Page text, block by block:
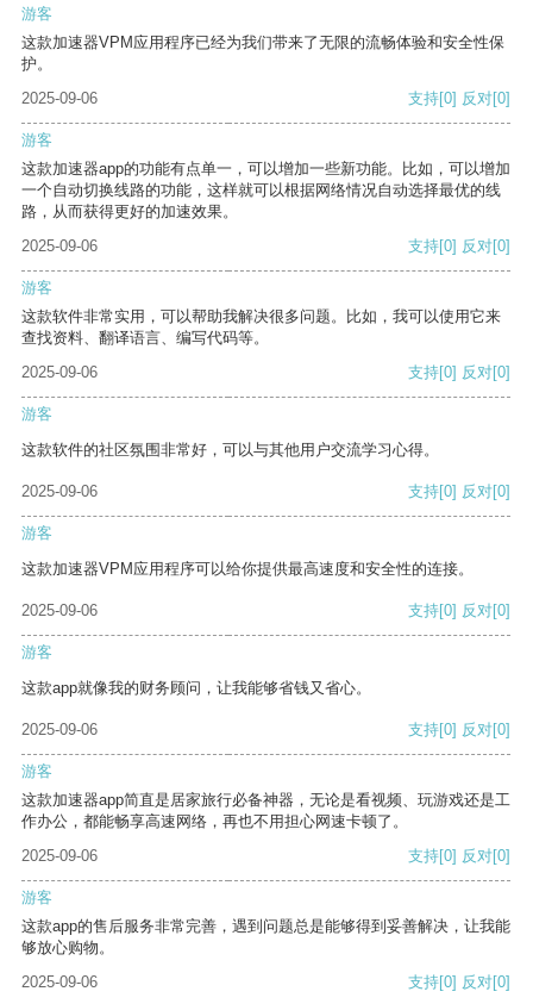
游客
这款加速器VPM应用程序已经为我们带来了无限的流畅体验和安全性保
护。
2025-09-06
支持[0] 反对[0]
游客
这款加速器app的功能有点单一，可以增加一些新功能。比如，可以增加
一个自动切换线路的功能，这样就可以根据网络情况自动选择最优的线
路，从而获得更好的加速效果。
2025-09-06
支持[0] 反对[0]
游客
这款软件非常实用，可以帮助我解决很多问题。比如，我可以使用它来
查找资料、翻译语言、编写代码等。
2025-09-06
支持[0] 反对[0]
游客
这款软件的社区氛围非常好，可以与其他用户交流学习心得。
2025-09-06 支持[0] 反对[0]
游客
这款加速器VPM应用程序可以给你提供最高速度和安全性的连接。
2025-09-06 支持[0] 反对[0]
游客
这款app就像我的财务顾问，让我能够省钱又省心。
2025-09-06 支持[0] 反对[0]
游客
这款加速器app简直是居家旅行必备神器，无论是看视频、玩游戏还是工
作办公，都能畅享高速网络，再也不用担心网速卡顿了。
2025-09-06
支持[0] 反对[0]
游客
这款app的售后服务非常完善，遇到问题总是能够得到妥善解决，让我能
够放心购物。
2025-09-06
支持[0] 反对[0]